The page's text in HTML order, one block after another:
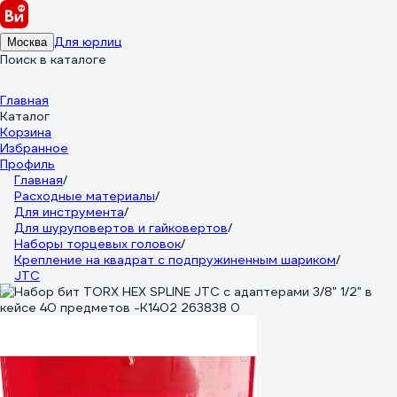
Москва Для юрлиц
Поиск в каталоге
Главная
Каталог
Корзина
Избранное
Профиль
Главная/
Расходные материалы/
Для инструмента/
Для шуруповертов и гайковертов/
Наборы торцевых головок/
Крепление на квадрат с подпружиненным шариком/
JTC